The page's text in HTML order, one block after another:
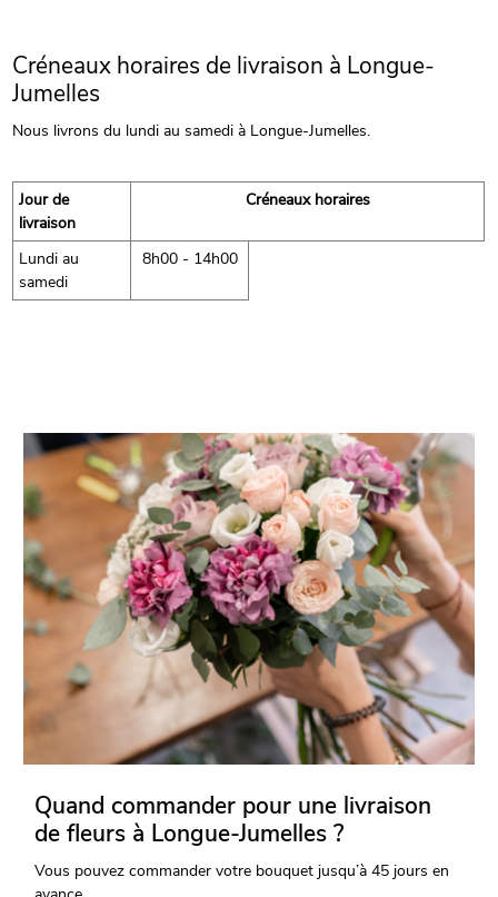
Créneaux horaires de livraison à Longue-
Jumelles
Nous livrons du lundi au samedi à Longue-Jumelles.
Jour de
livraison
Créneaux horaires
Lundi au
samedi
8h00 - 14h00
Quand commander pour une livraison
de fleurs à Longue-Jumelles ?
Vous pouvez commander votre bouquet jusqu’à 45 jours en